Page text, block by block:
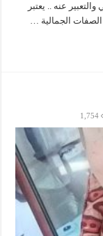
عنه .. يعتبر
الجمالية …
1,754